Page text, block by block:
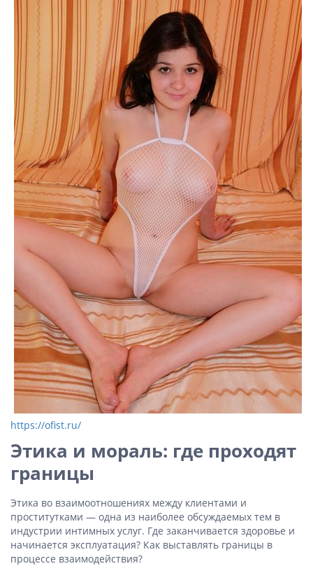
https://ofist.ru/
Этика и мораль: где проходят
границы
Этика во взаимоотношениях между клиентами и
проститутками — одна из наиболее обсуждаемых тем в
индустрии интимных услуг. Где заканчивается здоровье и
начинается эксплуатация? Как выставлять границы в
процессе взаимодействия?